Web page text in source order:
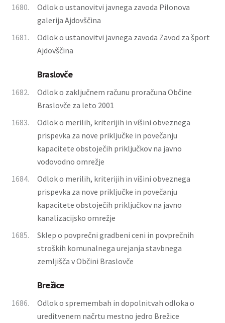
1680.
Odlok o ustanovitvi javnega zavoda Pilonova
galerija Ajdovščina
1681.
Odlok o ustanovitvi javnega zavoda Zavod za šport
Ajdovščina
Braslovče
1682.
Odlok o zaključnem računu proračuna Občine
Braslovče za leto 2001
1683.
Odlok o merilih, kriterijih in višini obveznega
prispevka za nove priključke in povečanju
kapacitete obstoječih priključkov na javno
vodovodno omrežje
1684.
Odlok o merilih, kriterijih in višini obveznega
prispevka za nove priključke in povečanju
kapacitete obstoječih priključkov na javno
kanalizacijsko omrežje
1685.
Sklep o povprečni gradbeni ceni in povprečnih
stroških komunalnega urejanja stavbnega
zemljišča v Občini Braslovče
Brežice
1686.
Odlok o spremembah in dopolnitvah odloka o
ureditvenem načrtu mestno jedro Brežice